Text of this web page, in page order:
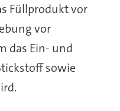
Füllprodukt vor
vor
das Ein- und
sowie